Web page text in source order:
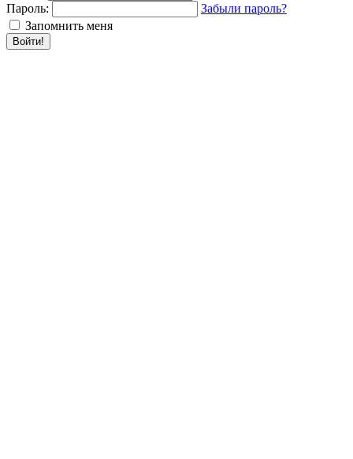
Пароль:
Забыли пароль?
Запомнить меня